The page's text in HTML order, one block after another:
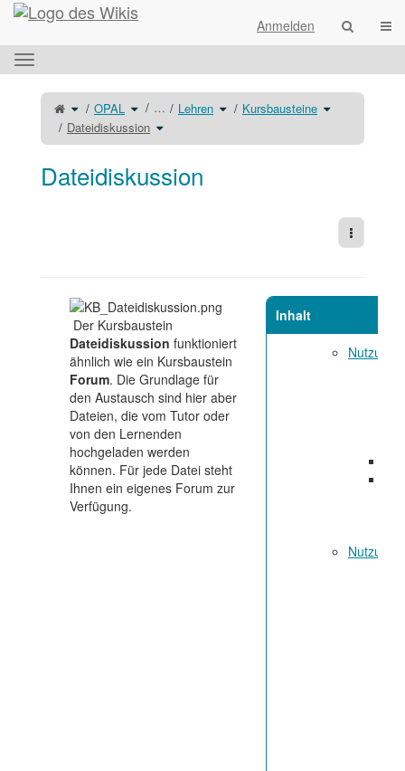
Startseite
Anmelden
Das
horizontale
Menü
umschalten.
Schalte
denübergeordneten
Baum
von
Dateidiskussion
um.
OPAL Schalte
denVerzeichnisbaum
unter
OPAL
um.
… Lehren Schalte
denVerzeichnisbaum
Kursbausteine Schalte
den
Dateidiskussion Schalte
den
unter
Dateidiskussion
Dateidiskussion
Weitere
Der Kursbaustein
Dateidiskussion funktioniert
ähnlich wie ein Kursbaustein
Forum. Die Grundlage für
den Austausch sind hier aber
Dateien, die vom Tutor oder
von den Lernenden
hochgeladen werden
können. Für jede Datei steht
Ihnen ein eigenes Forum zur
Verfügung.
Inhalt
Nutzung
Nutzung